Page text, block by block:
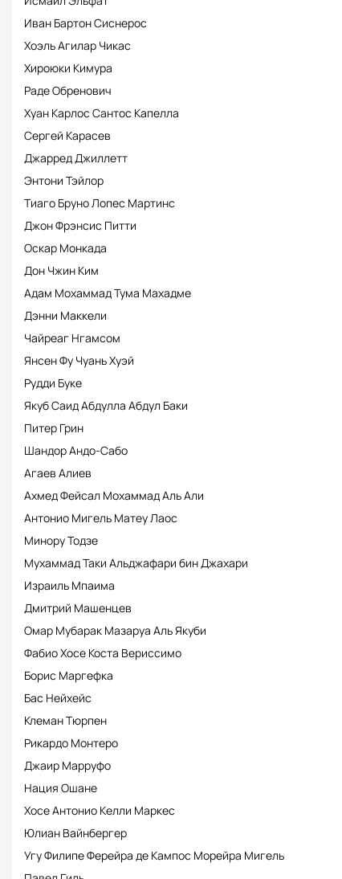
Иван Бартон Сиснерос
Хоэль Агилар Чикас
Хироюки Кимура
Раде Обренович
Хуан Карлос Сантос Капелла
Сергей Карасев
Джарред Джиллетт
Энтони Тэйлор
Тиаго Бруно Лопес Мартинс
Джон Фрэнсис Питти
Оскар Монкада
Дон Чжин Ким
Адам Мохаммад Тума Махадме
Дэнни Маккели
Чайреаг Нгамсом
Янсен Фу Чуань Хуэй
Рудди Буке
Якуб Саид Абдулла Абдул Баки
Питер Грин
Шандор Андо-Сабо
Агаев Алиев
Ахмед Фейсал Мохаммад Аль Али
Антонио Мигель Матеу Лаос
Минору Тодзе
Мухаммад Таки Альджафари бин Джахари
Израиль Мпаима
Дмитрий Машенцев
Омар Мубарак Мазаруа Аль Якуби
Фабио Хосе Коста Вериссимо
Борис Маргефка
Бас Нейхейс
Клеман Тюрпен
Рикардо Монтеро
Джаир Марруфо
Нация Ошане
Хосе Антонио Келли Маркес
Юлиан Вайнбергер
Угу Филипе Ферейра де Кампос Морейра Мигель